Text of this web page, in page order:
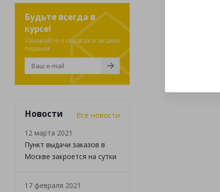
Будьте всегда в
курсе!
Узнавайте о скидках и акциях
первым
Новости Все новости
12 марта 2021
Пункт выдачи заказов в
Москве закроется на сутки
17 февраля 2021